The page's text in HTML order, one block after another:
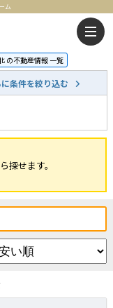
ム
の不動産情報 一覧
条件を絞り込む
探せます。